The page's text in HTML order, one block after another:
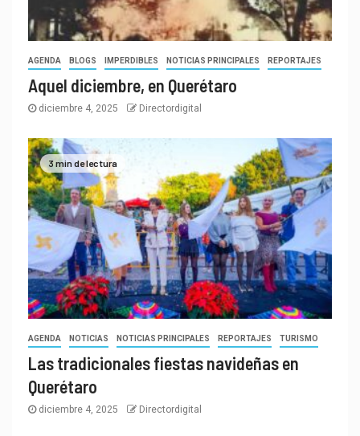
AGENDA BLOGS IMPERDIBLES NOTICIAS PRINCIPALES REPORTAJES
Aquel diciembre, en Querétaro
diciembre 4, 2025 Directordigital
3 min de lectura
AGENDA NOTICIAS NOTICIAS PRINCIPALES REPORTAJES TURISMO
Las tradicionales fiestas navideñas en
Querétaro
diciembre 4, 2025 Directordigital